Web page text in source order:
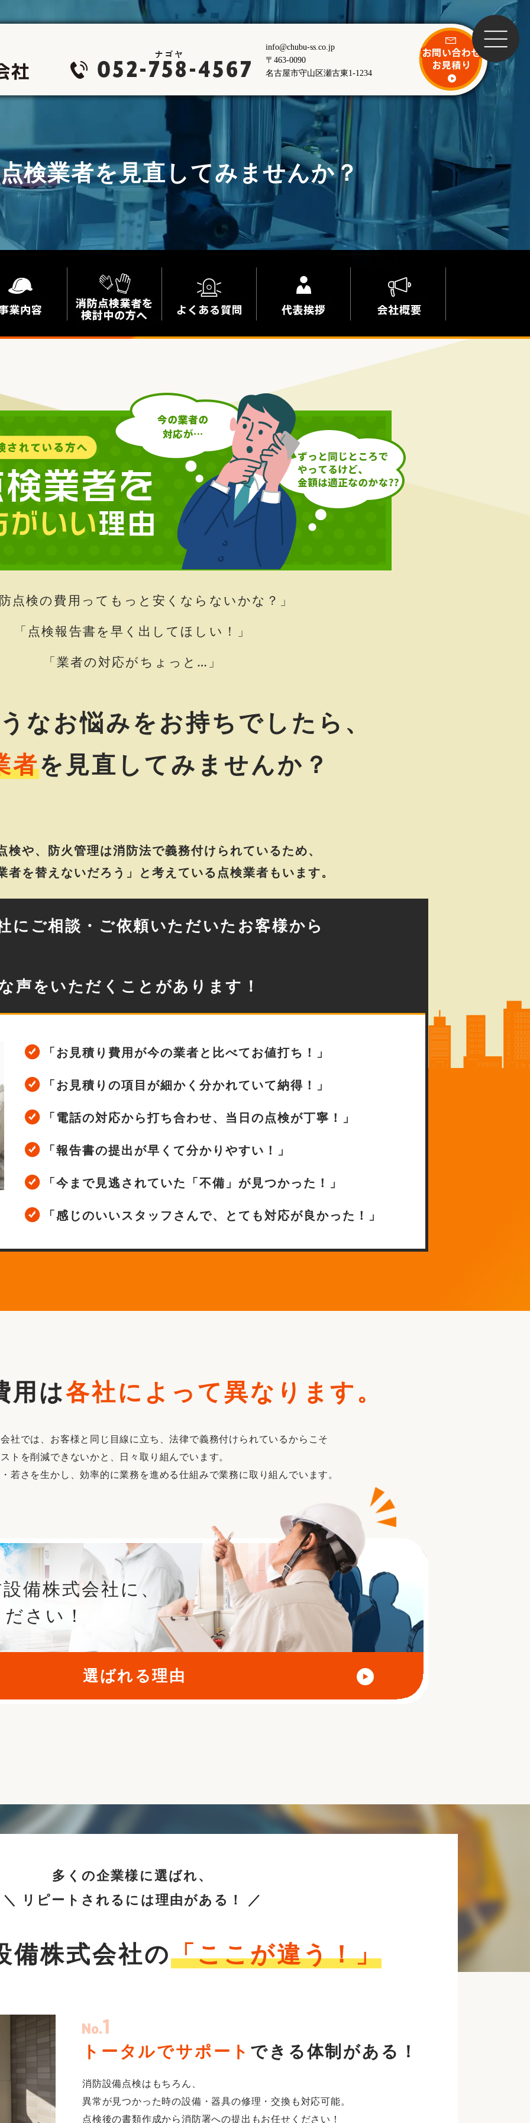
info@chubu-ss.co.jp
〒463-0090
名古屋市守山区瀬古東1-1234
検業者を見直してみませんか？
点検の費用って もっと安くならないかな？」
「点検報告書を早く出してほしい！」
「業者の対応がちょっと…」
なお悩みをお持ちでしたら、
者を見直してみませんか？
検や、防火管理は消防法で義務付けられているため、
者を替えないだろう」と考えている点検業者もいます。
にご相談・ご依頼いただいたお客様から
声をいただくことがあります！
「お見積り費用が今の業者と比べてお値打ち！」
「お見積りの項目が細かく分かれていて納得！」
「電話の対応から打ち合わせ、当日の点検が丁寧！」
「報告書の提出が早くて分かりやすい！」
「今まで見逃されていた「不備」が見つかった！」
「感じのいいスタッフさんで、とても対応が良かった！」
用は各社によって異なります。
社では、お客様と同じ目線に立ち、法律で義務付けられているからこそ
トを削減できないかと、日々取り組んでいます。
若さを生かし、効率的に業務を進める仕組みで業務に取り組んでいます。
備株式会社に、
さい！
選ばれる理由
多くの企業様に選ばれ、
＼ リピートされるには理由がある！ ／
備株式会社の「ここが違う！」
トータルでサポート できる体制がある！
消防設備点検はもちろん、
異常が見つかった時の設備・器具の修理・交換も対応可能。
点検後の書類作成から消防署への提出もお任せください！